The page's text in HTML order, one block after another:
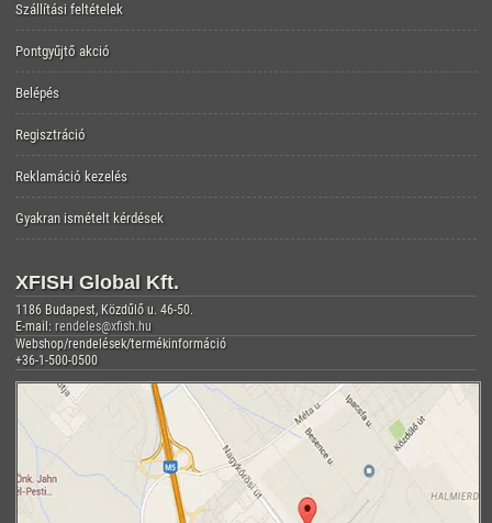
Szállítási feltételek
Pontgyűjtő akció
Belépés
Regisztráció
Reklamáció kezelés
Gyakran ismételt kérdések
XFISH Global Kft.
1186 Budapest, Közdűlő u. 46-50.
E-mail: rendeles@xfish.hu
Webshop/rendelések/termékinformáció
+36-1-500-0500